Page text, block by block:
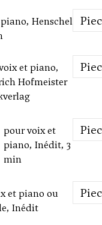
Henschel
et piano,
Hofmeister
pour voix et
piano, Inédit, 3
min
et piano ou
Inédit